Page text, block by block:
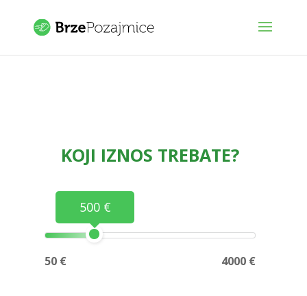
KOJI IZNOS TREBATE?
500 €
50 € 4000 €